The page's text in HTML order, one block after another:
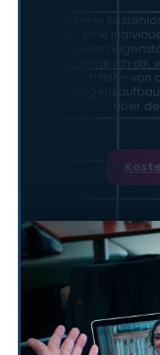
In unserer
dir eine
Finanzen
Dabei zeige ich dir,
triffst –
über